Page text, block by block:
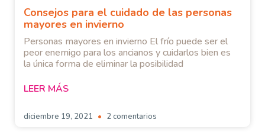
Consejos para el cuidado de las personas
mayores en invierno
Personas mayores en invierno El frío puede ser el
peor enemigo para los ancianos y cuidarlos bien es
la única forma de eliminar la posibilidad
LEER MÁS
diciembre 19, 2021 2 comentarios